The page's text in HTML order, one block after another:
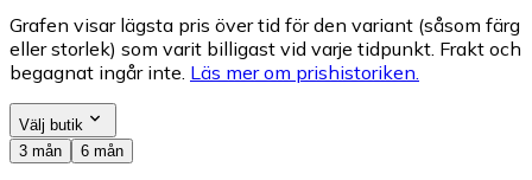
Grafen visar lägsta pris över tid för den variant (såsom färg
eller storlek) som varit billigast vid varje tidpunkt. Frakt och
begagnat ingår inte. Läs mer om prishistoriken.
Välj butik
3 mån
6 mån